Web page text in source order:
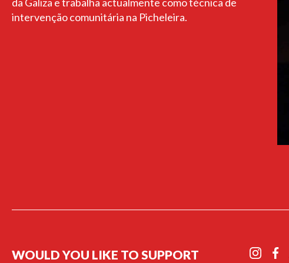
intervenção comunitária na Picheleira.
WOULD YOU LIKE TO SUPPORT